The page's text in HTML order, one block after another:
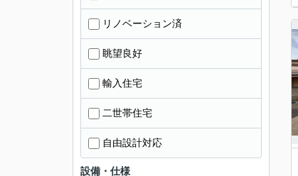
リノベーション済
眺望良好
輸入住宅
二世帯住宅
自由設計対応
設備・仕様